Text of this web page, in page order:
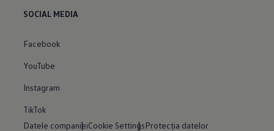
SOCIAL MEDIA
Facebook
YouTube
Instagram
TikTok
Datele companieiCookie SettingsProtecția datelor